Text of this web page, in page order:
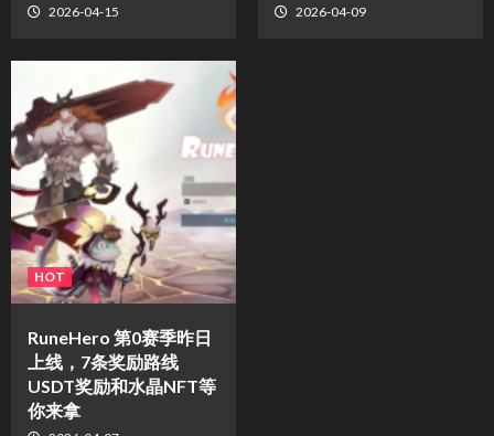
2026-04-15 2026-04-09
HOT
RuneHero 第0赛季昨日
上线，7条奖励路线
USDT奖励和水晶NFT等
你来拿